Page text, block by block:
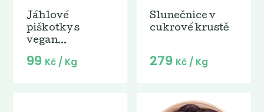
Jáhlové
piškotky s
vegan...
99 Kč / Kg
Slunečnice v
cukrové krustě
279 Kč / Kg